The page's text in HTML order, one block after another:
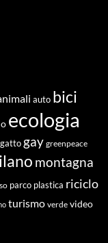
auto bici
ecologia
gatto gay greenpeace
montagna
parco plastica riciclo
turismo verde video